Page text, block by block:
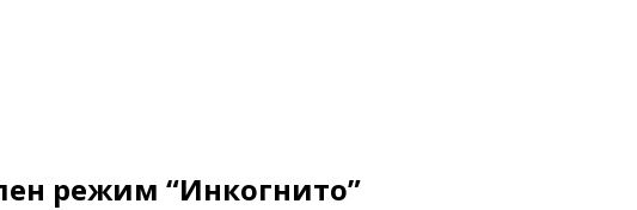
режим “Инкогнито”